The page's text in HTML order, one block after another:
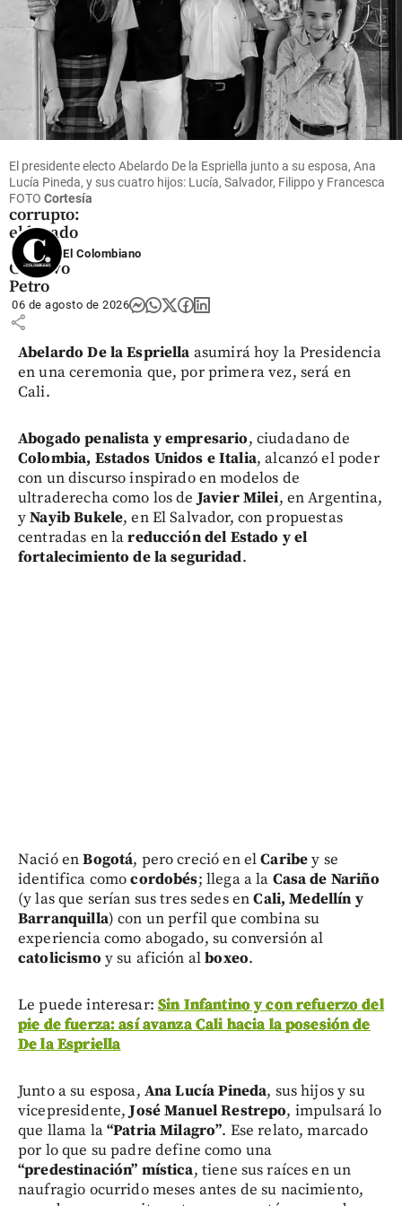
Columnistas
El
gobierno
más
corrupto:
el legado
de
Gustavo
Petro
share
El presidente electo Abelardo De la Espriella junto a su esposa, Ana
Lucía Pineda, y sus cuatro hijos: Lucía, Salvador, Filippo y Francesca
FOTO Cortesía
El Colombiano
06 de agosto de 2026
Abelardo De la Espriella asumirá hoy la Presidencia
en una ceremonia que, por primera vez, será en
Cali.
Abogado penalista y empresario, ciudadano de
Colombia, Estados Unidos e Italia, alcanzó el poder
con un discurso inspirado en modelos de
ultraderecha como los deJavier Milei, en Argentina,
yNayib Bukele, en El Salvador, con propuestas
centradas en lareducción del Estado y el
fortalecimiento de la seguridad.
Nació enBogotá, pero creció en elCaribey se
identifica comocordobés; llega a la Casa de Nariño
(y las que serían sus tres sedes enCali, Medellín y
Barranquilla) con un perfil que combina su
experiencia como abogado, su conversión al
catolicismo y su afición alboxeo.
Le puede interesar: Sin Infantino y con refuerzo del
pie de fuerza: así avanza Cali hacia la posesión de
De la Espriella
Junto a su esposa, Ana Lucía Pineda, sus hijos y su
vicepresidente,José Manuel Restrepo, impulsará lo
que llama la“Patria Milagro”. Ese relato, marcado
por lo que su padre define como una
“predestinación” mística, tiene sus raíces en un
naufragio ocurrido meses antes de su nacimiento,